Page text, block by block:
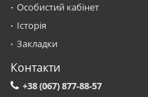
Особистий кабінет
Історія
Закладки
Контакти
+38 (067) 877-88-57